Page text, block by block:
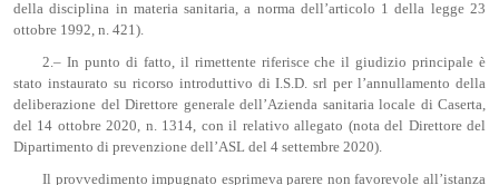
della disciplina in materia sanitaria, a norma dell’articolo 1 della legge 23
ottobre 1992, n. 421).
2.– In punto di fatto, il rimettente riferisce che il giudizio principale è
stato instaurato su ricorso introduttivo di I.S.D. srl per l’annullamento della
deliberazione del Direttore generale dell’Azienda sanitaria locale di Caserta,
del 14 ottobre 2020, n. 1314, con il relativo allegato (nota del Direttore del
Dipartimento di prevenzione dell’ASL del 4 settembre 2020).
Il provvedimento impugnato esprimeva parere non favorevole all’istanza